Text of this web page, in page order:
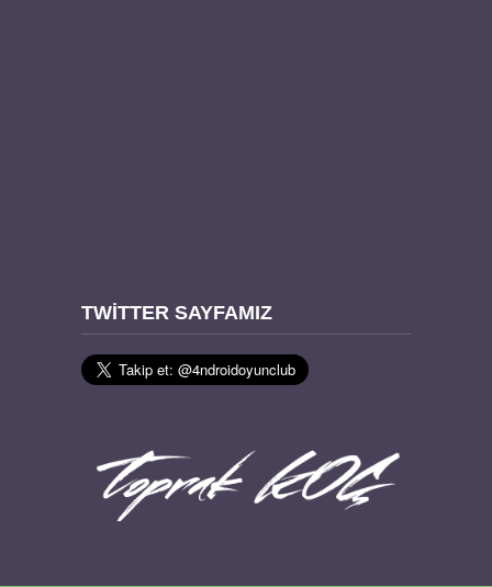
TWITTER SAYFAMIZ